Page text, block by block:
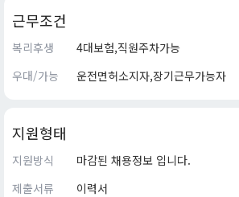
근무조건
복리후생
4대보험,직원주차가능
우대/가능
운전면허소지자,장기근무가능자
지원형태
지원방식
마감된 채용정보 입니다.
제출서류
이력서